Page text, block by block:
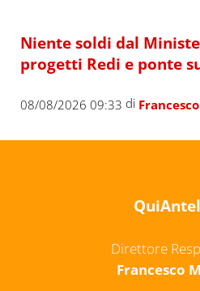
Niente soldi dal
progetti Redi e ponte
08/08/2026 09:33 di
Direttore
Francesco